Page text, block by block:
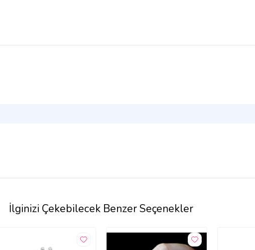
İlginizi Çekebilecek Benzer Seçenekler